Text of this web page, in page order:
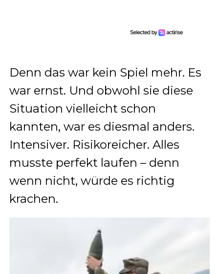
Denn das war kein Spiel mehr. Es
war ernst. Und obwohl sie diese
Situation vielleicht schon
kannten, war es diesmal anders.
Intensiver. Risikoreicher. Alles
musste perfekt laufen – denn
wenn nicht, würde es richtig
krachen.